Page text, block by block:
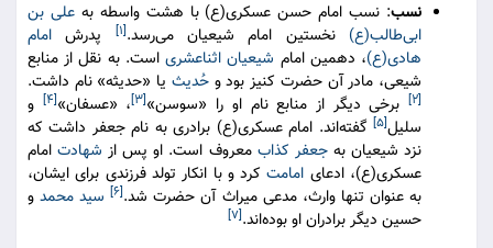
نسب:‌ نسب امام حسن عسکری(ع) با هشت واسطه بهعلی بن
ابی‌طالب(ع) نخستین امام شیعیان می‌رسد.[۱] پدرش امام
هادی(ع)، دهمین امام شیعیان اثناعشریاست. به نقل از منابع
شیعی، مادر آن حضرت کنیز بود وحُدیث یا «حدیثه» نام داشت.
[۲] برخی دیگر از منابع نام او را «سوسن»[۳] ، «عسفان»[۴]
و
سلیل[۵]
گفته‌اند. امام عسکری(ع) برادری به نام جعفر داشت که
نزد شیعیان بهجعفر کذاب معروف است. او پس از شهادتامام
عسکری(ع)، ادعای امامتکرد و با انکار تولد فرزندی برای ایشان،
به عنوان تنها وارث، مدعی میراث آن حضرت شد.[۶] سید محمدو
حسین دیگر برادران او بوده‌اند.[۷]